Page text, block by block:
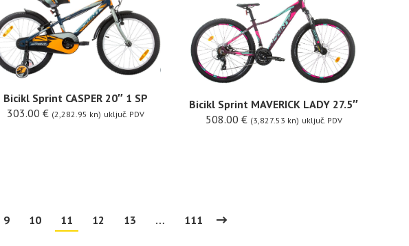
Bicikl Sprint CASPER 20″ 1 SP
303.00 € (2,282.95 kn) uključ. PDV
Bicikl Sprint MAVERICK LADY 27.5″
508.00 € (3,827.53 kn) uključ. PDV
9 10 11 12 13 … 111